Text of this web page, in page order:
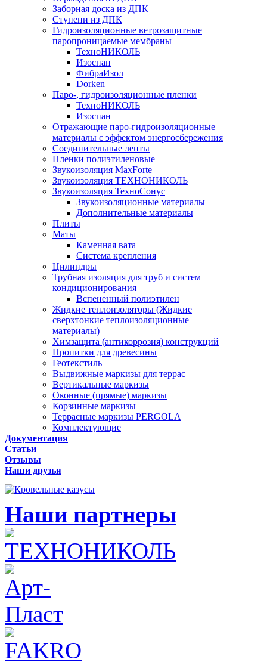
Заборная доска из ДПК
Ступени из ДПК
Гидроизоляционные ветрозащитные
паропроницаемые мембраны
ТехноНИКОЛЬ
Изоспан
ФибраИзол
Dorken
Паро-, гидроизоляционные пленки
ТехноНИКОЛЬ
Изоспан
Отражающие паро-гидроизоляционные
материалы с эффектом энергосбережения
Соединительные ленты
Пленки полиэтиленовые
Звукоизоляция MaxForte
Звукоизоляция ТЕХНОНИКОЛЬ
Звукоизоляция ТехноСонус
Звукоизоляционные материалы
Дополнительные материалы
Плиты
Маты
Каменная вата
Система крепления
Цилиндры
Трубная изоляция для труб и систем
кондиционирования
Вспененный полиэтилен
Жидкие теплоизоляторы (Жидкие
сверхтонкие теплоизоляционные
материалы)
Химзащита (антикоррозия) конструкций
Пропитки для древесины
Геотекстиль
Выдвижные маркизы для террас
Вертикальные маркизы
Оконные (прямые) маркизы
Корзинные маркизы
Террасные маркизы PERGOLA
Комплектующие
Документация
Статьи
Отзывы
Наши друзья
Наши партнеры